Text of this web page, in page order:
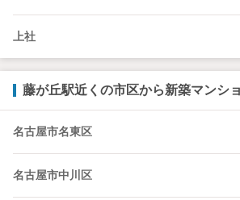
上社
藤が丘駅近くの市区から新築マンシ
名古屋市名東区
名古屋市中川区